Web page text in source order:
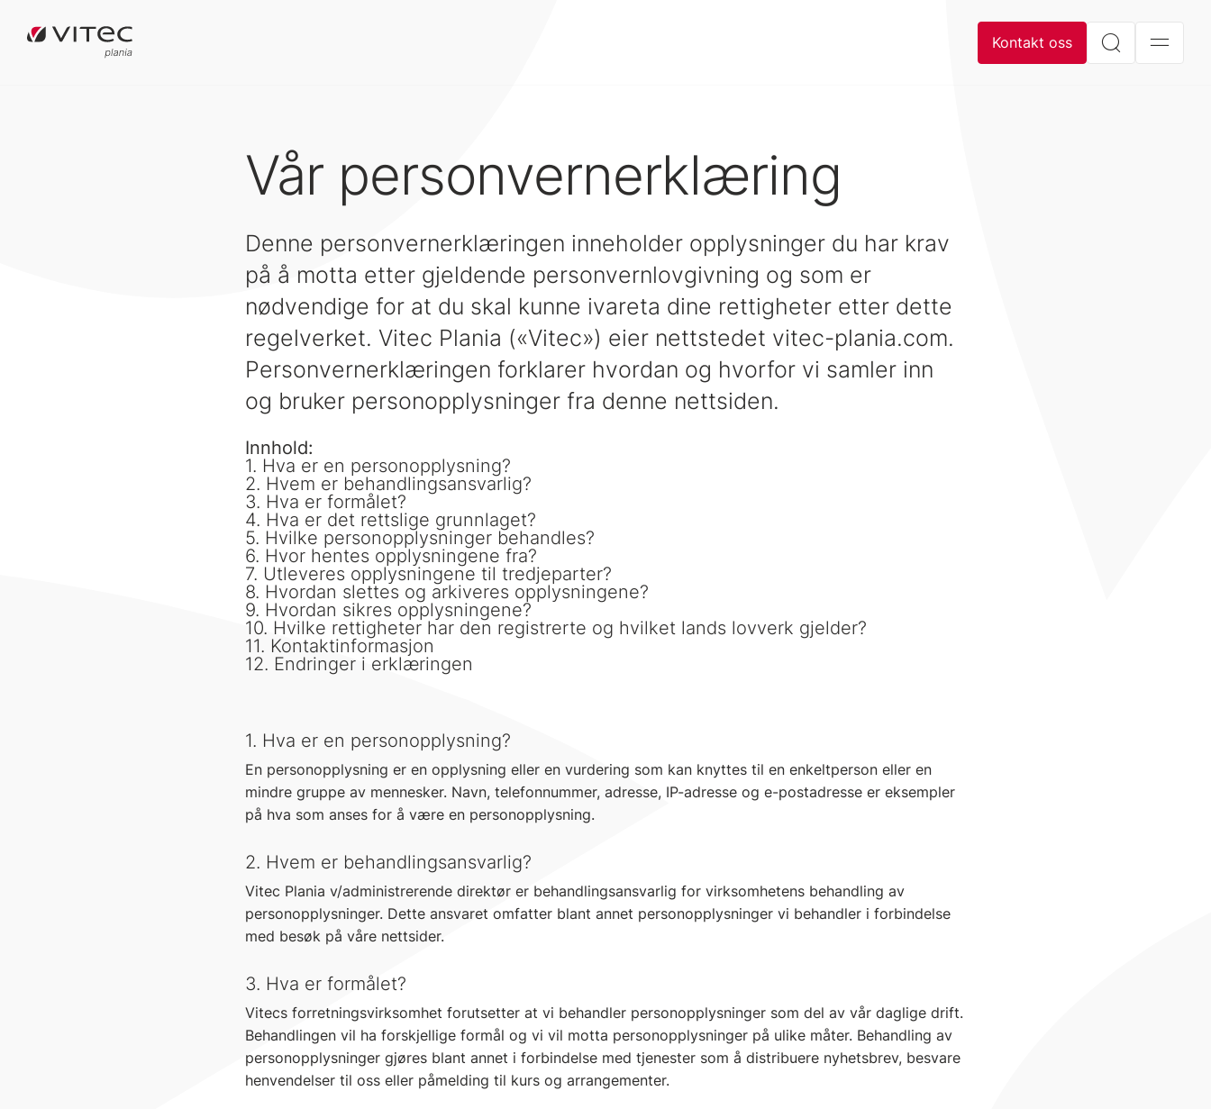
Kontakt oss
Vår personvernerklæring
Denne personvernerklæringen inneholder opplysninger du har krav
på å motta etter gjeldende personvernlovgivning og som er
nødvendige for at du skal kunne ivareta dine rettigheter etter dette
regelverket. Vitec Plania («Vitec») eier nettstedet vitec-plania.com.
Personvernerklæringen forklarer hvordan og hvorfor vi samler inn
og bruker personopplysninger fra denne nettsiden.
Innhold:
1. Hva er en personopplysning?
2. Hvem er behandlingsansvarlig?
3. Hva er formålet?
4. Hva er det rettslige grunnlaget?
5. Hvilke personopplysninger behandles?
6. Hvor hentes opplysningene fra?
7. Utleveres opplysningene til tredjeparter?
8. Hvordan slettes og arkiveres opplysningene?
9. Hvordan sikres opplysningene?
10. Hvilke rettigheter har den registrerte og hvilket lands lovverk gjelder?
11. Kontaktinformasjon
12. Endringer i erklæringen
1. Hva er en personopplysning?
En personopplysning er en opplysning eller en vurdering som kan knyttes til en enkeltperson eller en
mindre gruppe av mennesker. Navn, telefonnummer, adresse, IP-adresse og e-postadresse er eksempler
på hva som anses for å være en personopplysning.
2. Hvem er behandlingsansvarlig?
Vitec Plania v/administrerende direktør er behandlingsansvarlig for virksomhetens behandling av
personopplysninger. Dette ansvaret omfatter blant annet personopplysninger vi behandler i forbindelse
med besøk på våre nettsider.
3. Hva er formålet?
Vitecs forretningsvirksomhet forutsetter at vi behandler personopplysninger som del av vår daglige drift.
Behandlingen vil ha forskjellige formål og vi vil motta personopplysninger på ulike måter. Behandling av
personopplysninger gjøres blant annet i forbindelse med tjenester som å distribuere nyhetsbrev, besvare
henvendelser til oss eller påmelding til kurs og arrangementer.